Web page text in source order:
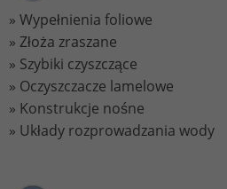
Wypełnienia foliowe
Złoża zraszane
Szybiki czyszczące
Oczyszczacze lamelowe
Konstrukcje nośne
Układy rozprowadzania wody